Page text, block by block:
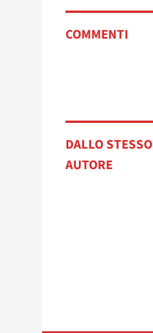
COMMENTI
DALLO STESSO
AUTORE